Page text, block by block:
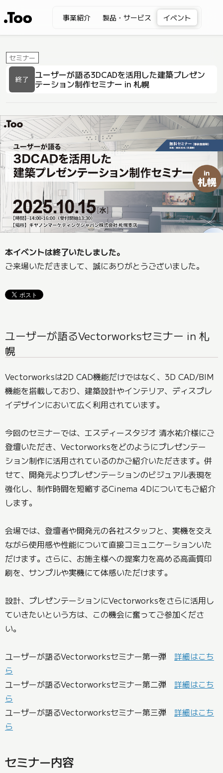
事業紹介 製品・サービス イベント
セミナー
終了 ユーザーが語る3DCADを活用した建築プレゼン
テーション制作セミナー in 札幌
本イベントは終了いたしました。
ご来場いただきまして、誠にありがとうございました。
ユーザーが語るVectorworksセミナー in 札
幌
Vectorworksは2D CAD機能だけではなく、3D CAD/BIM
機能を搭載しており、建築設計やインテリア、ディスプレ
イデザインにおいて広く利用されています。
今回のセミナーでは、エスディースタジオ 清水祐介様にご
登壇いただき、Vectorworksをどのようにプレゼンテー
ション制作に活用されているのかご紹介いただきます。併
せて、開発元よりプレゼンテーションのビジュアル表現を
強化し、制作時間を短縮するCinema 4Dについてもご紹介
します。
会場では、登壇者や開発元の各社スタッフと、実機を交え
ながら使用感や性能について直接コミュニケーションいた
だけます。さらに、お施主様への提案力を高める高画質印
刷を、サンプルや実機にて体感いただけます。
設計、プレゼンテーションにVectorworksをさらに活用し
ていきたいという方は、この機会に奮ってご参加くださ
い。
ユーザーが語るVectorworksセミナー第一弾 詳細はこち
ら
ユーザーが語るVectorworksセミナー第二弾 詳細はこち
ら
ユーザーが語るVectorworksセミナー第三弾 詳細はこち
ら
セミナー内容